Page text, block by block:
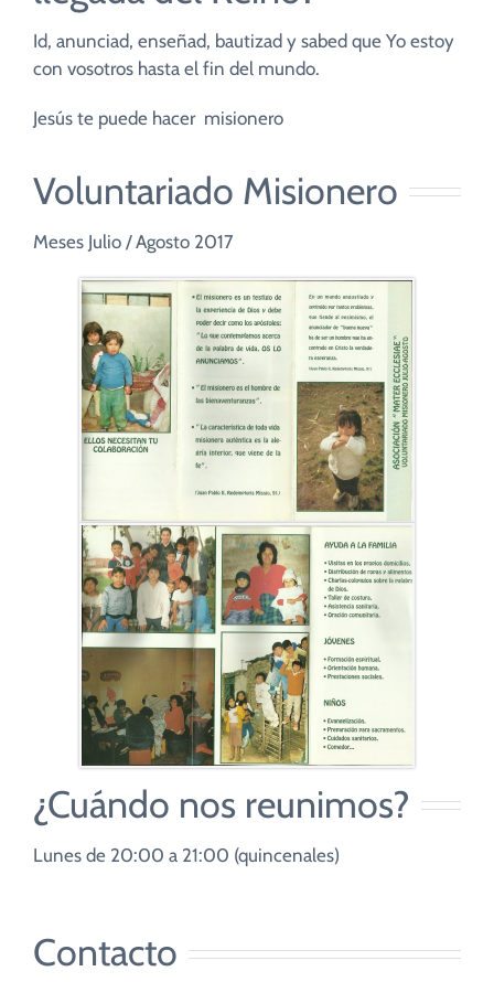
Id, anunciad, enseñad, bautizad y sabed que Yo estoy
con vosotros hasta el fin del mundo.
Jesús te puede hacer misionero
Voluntariado Misionero
Meses Julio / Agosto 2017
¿Cuándo nos reunimos?
Lunes de 20:00 a 21:00 (quincenales)
Contacto